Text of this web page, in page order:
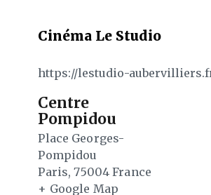
Cinéma Le Studio
https://lestudio-
Centre
Pompidou
Place Georges-
Pompidou
Paris, 75004 France
+ Google Map